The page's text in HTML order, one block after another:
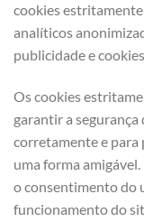
cookies
analíticos
publicidade e
Os cookies
garantir a
corretamente e
uma forma
o consentimento do
funcionamento do